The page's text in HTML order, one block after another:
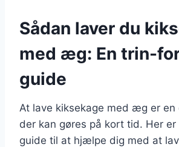
Sådan laver du
med æg: En trin-
guide
At lave kiksekage med æg er en
der kan gøres på kort tid. Her
guide til at hjælpe dig med at